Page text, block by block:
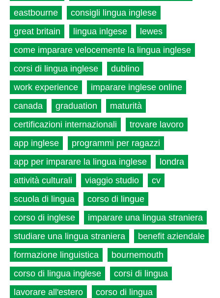
eastbourne
consigli lingua inglese
great britain
lingua inlgese
lewes
come imparare velocemente la lingua inglese
corsi di lingua inglese
dublino
work experience
imparare inglese online
canada
graduation
maturità
certificazioni internazionali
trovare lavoro
app inglese
programmi per ragazzi
app per imparare la lingua inglese
londra
attività culturali
viaggio studio
cv
scuola di lingua
corso di lingue
corso di inglese
imparare una lingua straniera
studiare una lingua straniera
benefit aziendale
formazione linguistica
bournemouth
corso di lingua inglese
corsi di lingua
lavorare all'estero
corso di lingua